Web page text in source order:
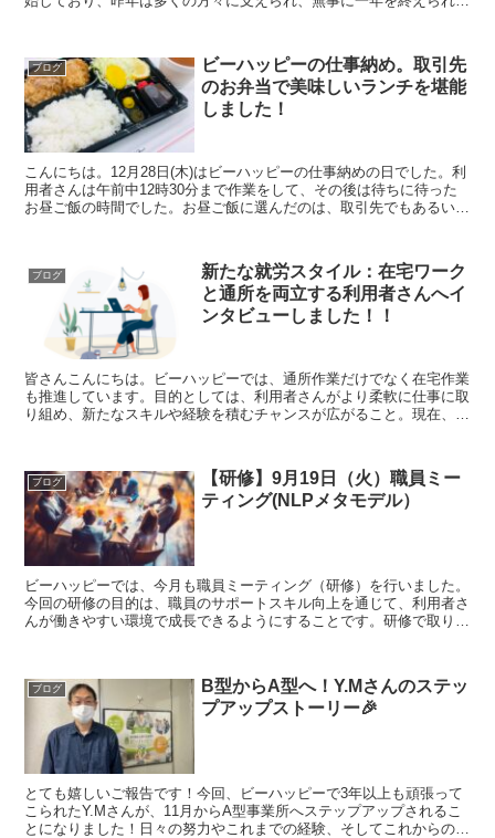
ブログ
ビーハッピーの仕事納め。取引先
のお弁当で美味しいランチを堪能
しました！
こんにちは。12月28日(木)はビーハッピーの仕事納めの日でした。利
用者さんは午前中12時30分まで作業をして、その後は待ちに待った
お昼ご飯の時間でした。お昼ご飯に選んだのは、取引先でもあるいつ
ブログ
新たな就労スタイル：在宅ワーク
と通所を両立する利用者さんへイ
ンタビューしました！！
皆さんこんにちは。ビーハッピーでは、通所作業だけでなく在宅作業
も推進しています。目的としては、利用者さんがより柔軟に仕事に取
り組め、新たなスキルや経験を積むチャンスが広がること。現在、ビ
ブログ
【研修】9月19日（火）職員ミー
ティング(NLPメタモデル）
ビーハッピーでは、今月も職員ミーティング（研修）を行いました。
今回の研修の目的は、職員のサポートスキル向上を通じて、利用者さ
んが働きやすい環境で成長できるようにすることです。研修で取り組
ブログ
B型からA型へ！Y.Mさんのステッ
プアップストーリー🎉
とても嬉しいご報告です！今回、ビーハッピーで3年以上も頑張って
こられたY.Mさんが、11月からA型事業所へステップアップされるこ
とになりました！日々の努力やこれまでの経験、そしてこれからの目